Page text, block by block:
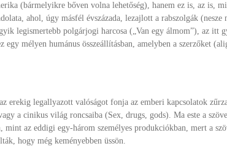
(bármelyikre bőven volna lehetőség), hanem ez is, az is,
ahol, úgy másfél évszázada, lezajlott a rabszolgák
legismertebb polgárjogi harcosa („Van egy álmom”), az itt
egy mélyen humánus összeállításban, amelyben a szerzőket
erekig legallyazott valóságot fonja az emberi kapcsolatok
a cinikus világ roncsaiba (Sex, drugs, gods). Ma este a
az eddigi egy-három személyes produkciókban, mert a
hogy még keményebben üssön.